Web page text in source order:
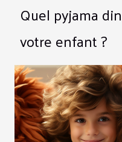
Quel pyjama
votre enfant ?